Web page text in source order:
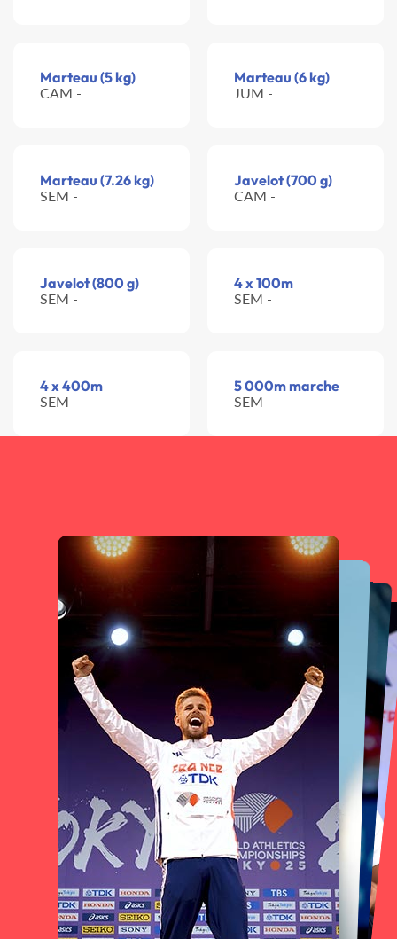
Marteau (5 kg)
CAM -
Marteau (6 kg)
JUM -
Marteau (7.26 kg)
SEM -
Javelot (700 g)
CAM -
Javelot (800 g)
SEM -
4 x 100m
SEM -
4 x 400m
SEM -
5 000m marche
SEM -